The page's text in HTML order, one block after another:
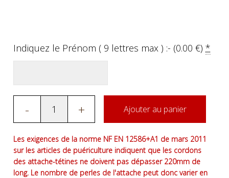
Indiquez le Prénom ( 9 lettres max ) :- (0.00€)*
- + Ajouter au panier
Les exigences de la norme NF EN 12586+A1 de mars 2011
sur les articles de puériculture indiquent que les cordons
des attache-tétines ne doivent pas dépasser 220mm de
long. Le nombre de perles de l'attache peut donc varier en